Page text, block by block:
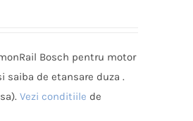
Bosch pentru motor
saiba de etansare duza .
Vezi conditiile de